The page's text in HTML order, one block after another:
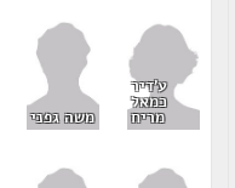
ע'דיר
כמאל
מריח משה גפני